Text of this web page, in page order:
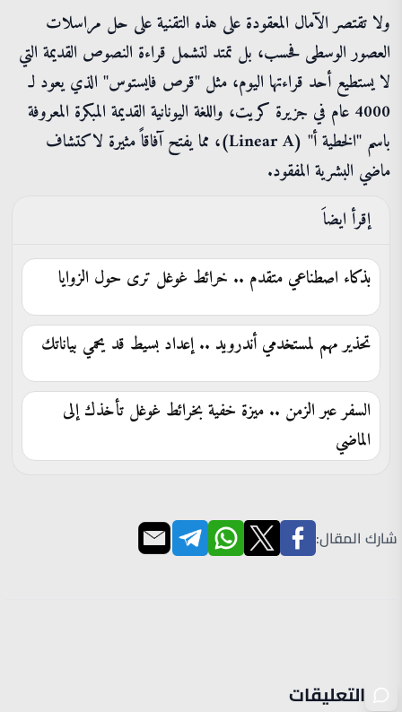
ولا تقتصر الآمال المعقودة على هذه التقنية على حل مراسلات
العصور الوسطى فحسب، بل تمتد لتشمل قراءة النصوص القديمة التي
لا يستطيع أحد قراءتها اليوم، مثل "قرص فايستوس" الذي يعود لـ
4000 عام في جزيرة كريت، واللغة اليونانية القديمة المبكرة المعروفة
باسم "الخطية أ" (Linear A)، مما يفتح آفاقاً مثيرة لاكتشاف
ماضي البشرية المفقود.
إقرأ ايضاَ
بذكاء اصطناعي متقدم .. خرائط غوغل ترى حول الزوايا
تحذير مهم لمستخدمي أندرويد .. إعداد بسيط قد يحمي بياناتك
السفر عبر الزمن .. ميزة خفية بخرائط غوغل تأخذك إلى
الماضي
شارك المقال:
التعليقات